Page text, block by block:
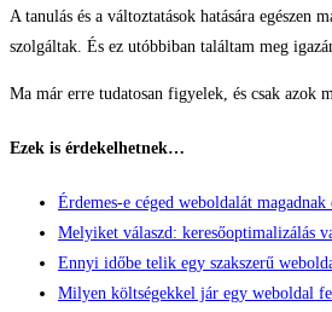
A tanulás és a változtatások hatására
szolgáltak. És ez utóbbiban találtam meg
Ma már erre tudatosan figyelek, és csak azok
Ezek is érdekelhetnek…
Érdemes-e céged weboldalát magadnak
Melyiket válaszd: keresőoptimalizálás
Ennyi időbe telik egy szakszerű
Milyen költségekkel jár egy weboldal